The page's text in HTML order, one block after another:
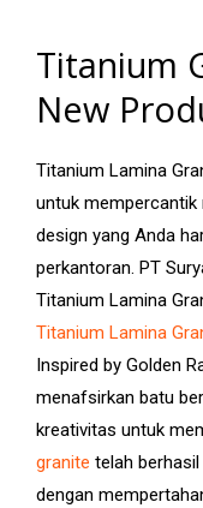
Titanium
New
Titanium Lamina
untuk mempercantik
design yang Anda
perkantoran. PT
Titanium Lamina
Titanium Lamina
Inspired by Golden
menafsirkan batu
kreativitas untuk
granite telah
dengan